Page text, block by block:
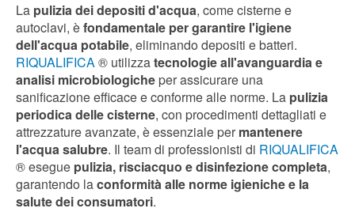
La pulizia dei depositi d'acqua, come cisterne e
autoclavi, èfondamentale per garantire l'igiene
dell'acqua potabile, eliminando depositi e batteri.
RIQUALIFICA® utilizzatecnologie all'avanguardia e
analisi microbiologiche per assicurare una
sanificazione efficace e conforme alle norme. La pulizia
periodica delle cisterne, con procedimenti dettagliati e
attrezzature avanzate, è essenziale per mantenere
l'acqua salubre. Il team di professionisti di RIQUALIFICA
® esegue pulizia, risciacquo e disinfezione completa,
garantendo laconformità alle norme igieniche e la
salute dei consumatori.